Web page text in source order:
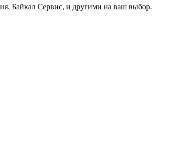
Байкал Сервис, и другими на ваш выбор.